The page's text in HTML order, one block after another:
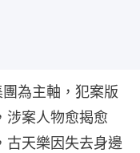
團為主軸，犯案版
涉案人物愈揭愈
古天樂因失去身邊